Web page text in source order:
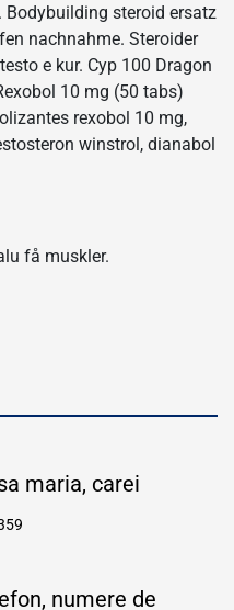
steroid ersatz
nachnahme. Steroider
e kur. Cyp 100 Dragon
10 mg (50 tabs)
rexobol 10 mg,
winstrol, dianabol
få muskler.
maria, carei
numere de